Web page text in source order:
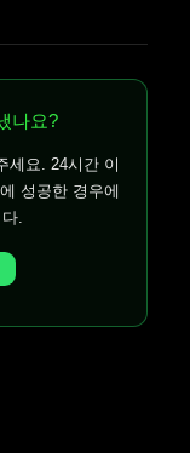
나요?
세요. 24시간 이
성공한 경우에
.